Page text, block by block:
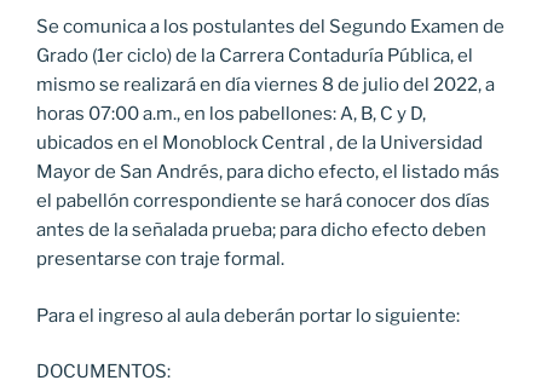
Se comunica a los postulantes del Segundo Examen de
Grado (1er ciclo) de la Carrera Contaduría Pública, el
mismo se realizará en día viernes 8 de julio del 2022, a
horas 07:00 a.m., en los pabellones: A, B, C y D,
ubicados en el Monoblock Central , de la Universidad
Mayor de San Andrés, para dicho efecto, el listado más
el pabellón correspondiente se hará conocer dos días
antes de la señalada prueba; para dicho efecto deben
presentarse con traje formal.
Para el ingreso al aula deberán portar lo siguiente:
DOCUMENTOS: